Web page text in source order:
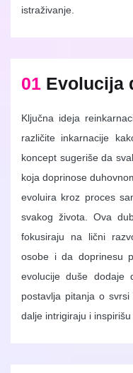
istraživanje.
01 Evolucija
Ključna ideja
različite inkarnacije
koncept sugeriše da
koja doprinose
evoluira kroz proces
svakog života. Ova
fokusiraju na lični
osobe i da doprinesu
evolucije duše dodaje
postavlja pitanja o
dalje intrigiraju i inspirišu